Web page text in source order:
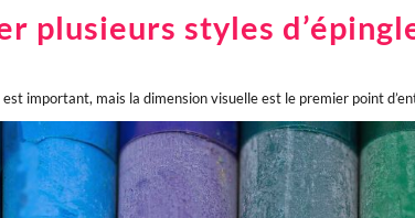
plusieurs styles
important, mais la dimension visuelle est le premier point